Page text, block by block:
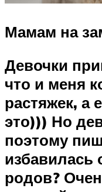
Мамам на
Девочки
что и меня
растяжек, а
это))) Но
поэтому
избавилась
родов?